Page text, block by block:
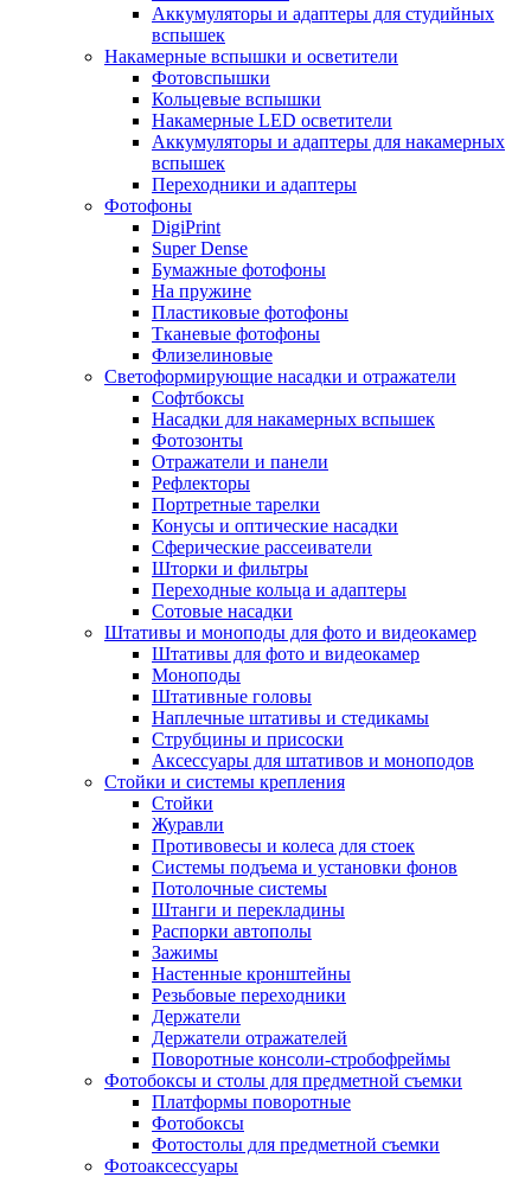
Аккумуляторы и адаптеры для студийных
вспышек
Накамерные вспышки и осветители
Фотовспышки
Кольцевые вспышки
Накамерные LED осветители
Аккумуляторы и адаптеры для накамерных
вспышек
Переходники и адаптеры
Фотофоны
DigiPrint
Super Dense
Бумажные фотофоны
На пружине
Пластиковые фотофоны
Тканевые фотофоны
Флизелиновые
Светоформирующие насадки и отражатели
Софтбоксы
Насадки для накамерных вспышек
Фотозонты
Отражатели и панели
Рефлекторы
Портретные тарелки
Конусы и оптические насадки
Сферические рассеиватели
Шторки и фильтры
Переходные кольца и адаптеры
Сотовые насадки
Штативы и моноподы для фото и видеокамер
Штативы для фото и видеокамер
Моноподы
Штативные головы
Наплечные штативы и стедикамы
Струбцины и присоски
Аксессуары для штативов и моноподов
Стойки и системы крепления
Стойки
Журавли
Противовесы и колеса для стоек
Системы подъема и установки фонов
Потолочные системы
Штанги и перекладины
Распорки автополы
Зажимы
Настенные кронштейны
Резьбовые переходники
Держатели
Держатели отражателей
Поворотные консоли-стробофреймы
Фотобоксы и столы для предметной съемки
Платформы поворотные
Фотобоксы
Фотостолы для предметной съемки
Фотоаксессуары